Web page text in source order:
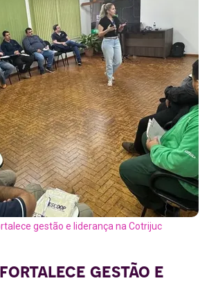
gestão e liderança na Cotrijuc
gestão e